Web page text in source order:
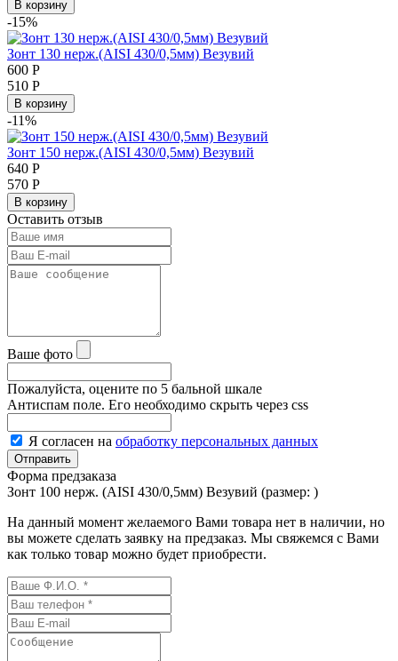
В корзину
-15%
Зонт 130 нерж.(AISI 430/0,5мм) Везувий
600 Р
510 Р
В корзину
-11%
Зонт 150 нерж.(AISI 430/0,5мм) Везувий
640 Р
570 Р
В корзину
Оставить отзыв
Ваше фото
Пожалуйста, оцените по 5 бальной шкале
Антиспам поле. Его необходимо скрыть через css
Я согласен на обработку персональных данных
Форма предзаказа
Зонт 100 нерж. (AISI 430/0,5мм) Везувий (размер: )
На данный момент желаемого Вами товара нет в наличии, но
вы можете сделать заявку на предзаказ. Мы свяжемся с Вами
как только товар можно будет приобрести.